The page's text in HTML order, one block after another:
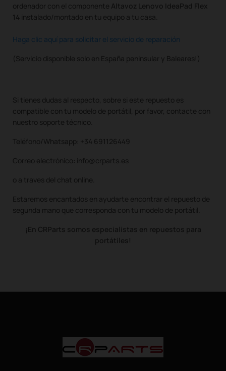
ordenador con el componente Altavoz Lenovo IdeaPad Flex
14 instalado/montado en tu equipo a tu casa.
Haga clic aquí para solicitar el servicio de reparación
(Servicio disponible solo en España peninsular y Baleares!)
Si tienes dudas al respecto, sobre si este repuesto es
compatible con tu modelo de portátil, por favor, contacte con
nuestro soporte técnico.
Teléfono/Whatsapp: +34 691126449
Correo electrónico: info@crparts.es
o a traves del chat online.
Estaremos encantados en ayudarte encontrar el repuesto de
segunda mano que corresponda con tu modelo de portátil.
¡En CRParts somos especialistas en repuestos para
portátiles!